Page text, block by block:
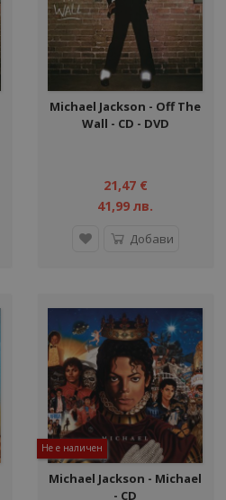
Michael Jackson ‎- Off The
Wall - CD - DVD
21,47 €
41,99 лв.
Добави
Не е наличен
Michael Jackson ‎- Michael
- CD